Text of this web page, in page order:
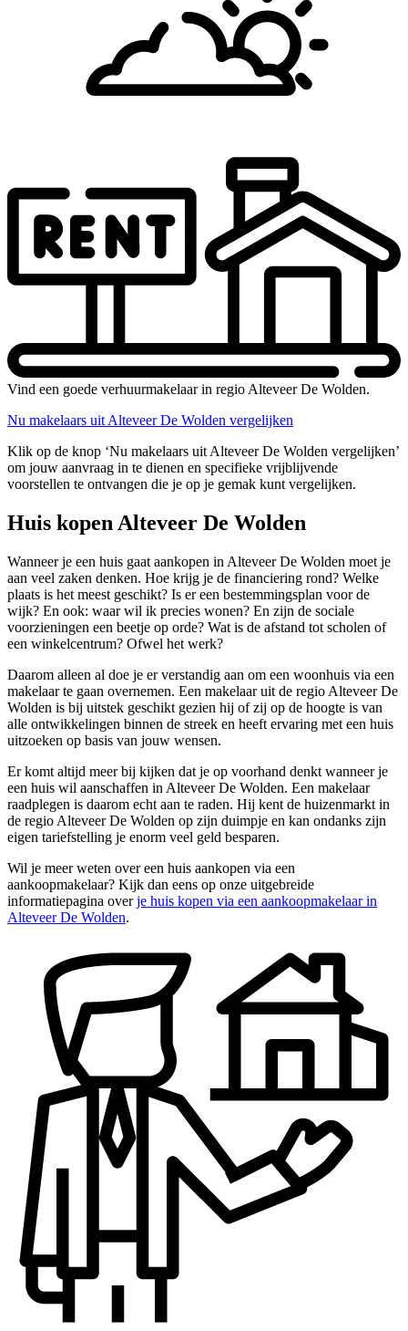
Vind een goede verhuurmakelaar in regio Alteveer De Wolden.
Nu makelaars uit Alteveer De Wolden vergelijken
Klik op de knop ‘Nu makelaars uit Alteveer De Wolden vergelijken’
om jouw aanvraag in te dienen en specifieke vrijblijvende
voorstellen te ontvangen die je op je gemak kunt vergelijken.
Huis kopen Alteveer De Wolden
Wanneer je een huis gaat aankopen in Alteveer De Wolden moet je
aan veel zaken denken. Hoe krijg je de financiering rond? Welke
plaats is het meest geschikt? Is er een bestemmingsplan voor de
wijk? En ook: waar wil ik precies wonen? En zijn de sociale
voorzieningen een beetje op orde? Wat is de afstand tot scholen of
een winkelcentrum? Ofwel het werk?
Daarom alleen al doe je er verstandig aan om een woonhuis via een
makelaar te gaan overnemen. Een makelaar uit de regio Alteveer De
Wolden is bij uitstek geschikt gezien hij of zij op de hoogte is van
alle ontwikkelingen binnen de streek en heeft ervaring met een huis
uitzoeken op basis van jouw wensen.
Er komt altijd meer bij kijken dat je op voorhand denkt wanneer je
een huis wil aanschaffen in Alteveer De Wolden. Een makelaar
raadplegen is daarom echt aan te raden. Hij kent de huizenmarkt in
de regio Alteveer De Wolden op zijn duimpje en kan ondanks zijn
eigen tariefstelling je enorm veel geld besparen.
Wil je meer weten over een huis aankopen via een
aankoopmakelaar? Kijk dan eens op onze uitgebreide
informatiepagina overje huis kopen via een aankoopmakelaar in
Alteveer De Wolden.